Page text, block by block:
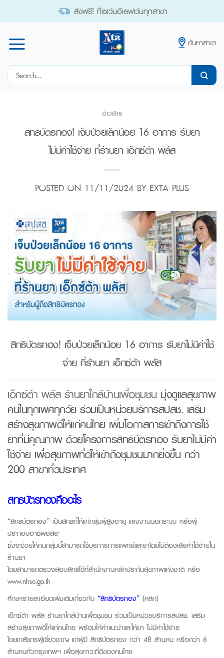
ส่งฟรี! ที่เซเว่นอีเลฟเว่นทุกสาขา
ค้นหาสาขา
Search
ข่าวสาร
สิทธิบัตรทอง! เจ็บป่วยเล็กน้อย 16 อาการ รับยา
ไม่มีค่าใช้จ่าย ที่ร้านยา เอ็กซ์ต้า พลัส
POSTED ON 11/11/2024 BY EXTA PLUS
สิทธิบัตรทอง! เจ็บป่วยเล็กน้อย 16 อาการ รับยาไม่มีค่าใช้
จ่าย ที่ร้านยา เอ็กซ์ต้า พลัส
เอ็กซ์ต้า พลัส ร้านยาใกล้บ้านเพื่อชุมชน มุ่งดูแลสุขภาพ
คนในทุกเพศทุกวัย ร่วมเป็นหน่วยบริการสปสช. เสริม
สร้างสุขภาพดีให้แก่คนไทย เพิ่มโอกาสการเข้าถึงการใช้
ยาที่มีคุณภาพ ด้วยโครงการสิทธิบัตรทอง รับยาไม่มีค่า
ใช้จ่าย เพื่อสุขภาพที่ดีให้เข้าถึงชุมชนมากยิ่งขึ้น กว่า
200 สาขาทั่วประเทศ
สิทธิบัตรทองคืออะไร
“สิทธิบัตรทอง” เป็นสิทธิที่ให้แก่กลุ่มผู้สูงอายุ แรงงานนอกระบบ หรือผู้
ประกอบอาชีพอิสระ
ซึ่งจะช่วยให้คนกลุ่มนี้สามารถใช้บริการการแพทย์และยาโดยไม่ต้องเสียค่าใช้จ่ายใน
ร้านยา
โดยสามารถตรวจสอบสิทธิได้ที่สำนักงานหลักประกันสุขภาพแห่งชาติ หรือ
www.nhso.go.th
ศึกษารายละเอียดเพิ่มเติมเกี่ยวกับ “สิทธิบัตรทอง” (คลิก)
เอ็กซ์ต้า พลัส ร้านยาใกล้บ้านเพื่อชุมชน ร่วมเป็นหน่วยบริการสปสช. เสริม
สร้างสุขภาพดีให้แก่คนไทย พร้อมให้คำแนะนำและให้ยา ไม่มีค่าใช้จ่าย
โดยเภสัชกรผู้เชี่ยวชาญ แก่ผู้มี สิทธิบัตรทอง กว่า 48 ล้านคน หรือกว่า 6
ล้านคนทั่วกรุงเทพฯ เพื่อสุขภาวะที่ดีของคนไทย